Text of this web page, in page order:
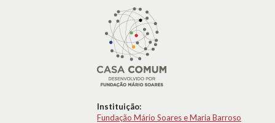
Instituição:
Fundação Mário Soares e Maria Barroso